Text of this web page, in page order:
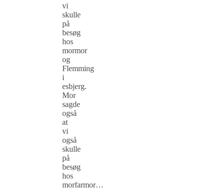
vi
skulle
på
besøg
hos
mormor
og
Flemming
i
esbjerg.
Mor
sagde
også
at
vi
også
skulle
på
besøg
hos
morfarmor…